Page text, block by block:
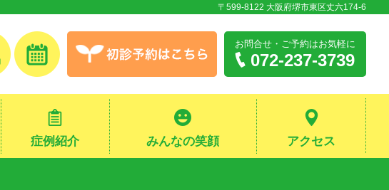
〒599-8122 大阪府堺市東区丈六174-6
お問合せ・ご予約はお気軽に
072-237-3739
症例紹介 みんなの笑顔 アクセス